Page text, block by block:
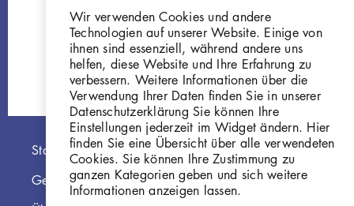
Georg Kolbe
Kleine Amazone
P5
Liebeskampf
GKFo-
Hauptnavigation
Startseite
Georg Kolbe Museum
Wir verwenden Cookies und andere
Technologien auf unserer Website. Einige von
ihnen sind essenziell, während andere uns
helfen, diese Website und Ihre Erfahrung zu
verbessern. Weitere Informationen über die
Verwendung Ihrer Daten finden Sie in unserer
Datenschutzerklärung Sie können Ihre
Einstellungen jederzeit im Widget ändern. Hier
finden Sie eine Übersicht über alle verwendeten
Cookies. Sie können Ihre Zustimmung zu
ganzen Kategorien geben und sich weitere
Informationen anzeigen lassen.